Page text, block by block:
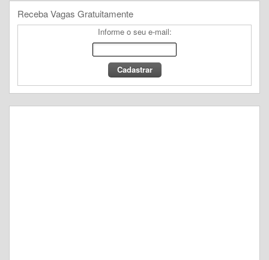
Receba Vagas Gratuitamente
Informe o seu e-mail: